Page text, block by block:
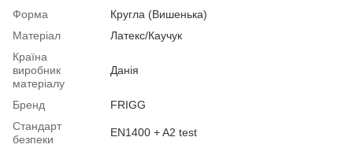
Форма
Кругла (Вишенька)
Матеріал
Латекс/Каучук
Країна
виробник
матеріалу
Данія
Бренд
FRIGG
Стандарт
безпеки
EN1400 + A2 test